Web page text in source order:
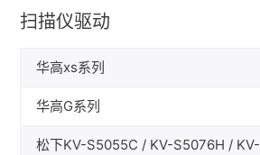
扫描仪驱动
华高xs系列
华高G系列
松下KV-S5055C / KV-S5076H / KV-